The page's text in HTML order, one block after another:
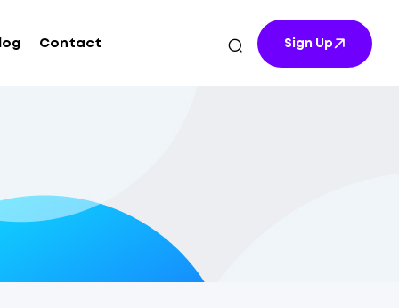
Contact Sign Up